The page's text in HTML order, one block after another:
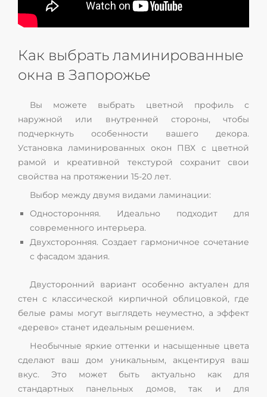
Как выбрать ламинированные
окна в Запорожье
Вы можете выбрать цветной профиль с
наружной или внутренней стороны, чтобы
подчеркнуть особенности вашего декора.
Установка ламинированных окон ПВХ с цветной
рамой и креативной текстурой сохранит свои
свойства на протяжении 15-20 лет.
Выбор между двумя видами ламинации:
Односторонняя. Идеально подходит для
современного интерьера.
Двухсторонняя. Создает гармоничное сочетание
с фасадом здания.
Двусторонний вариант особенно актуален для
стен с классической кирпичной облицовкой, где
белые рамы могут выглядеть неуместно, а эффект
«дерево» станет идеальным решением.
Необычные яркие оттенки и насыщенные цвета
сделают ваш дом уникальным, акцентируя ваш
вкус. Это может быть актуально как для
стандартных панельных домов, так и для